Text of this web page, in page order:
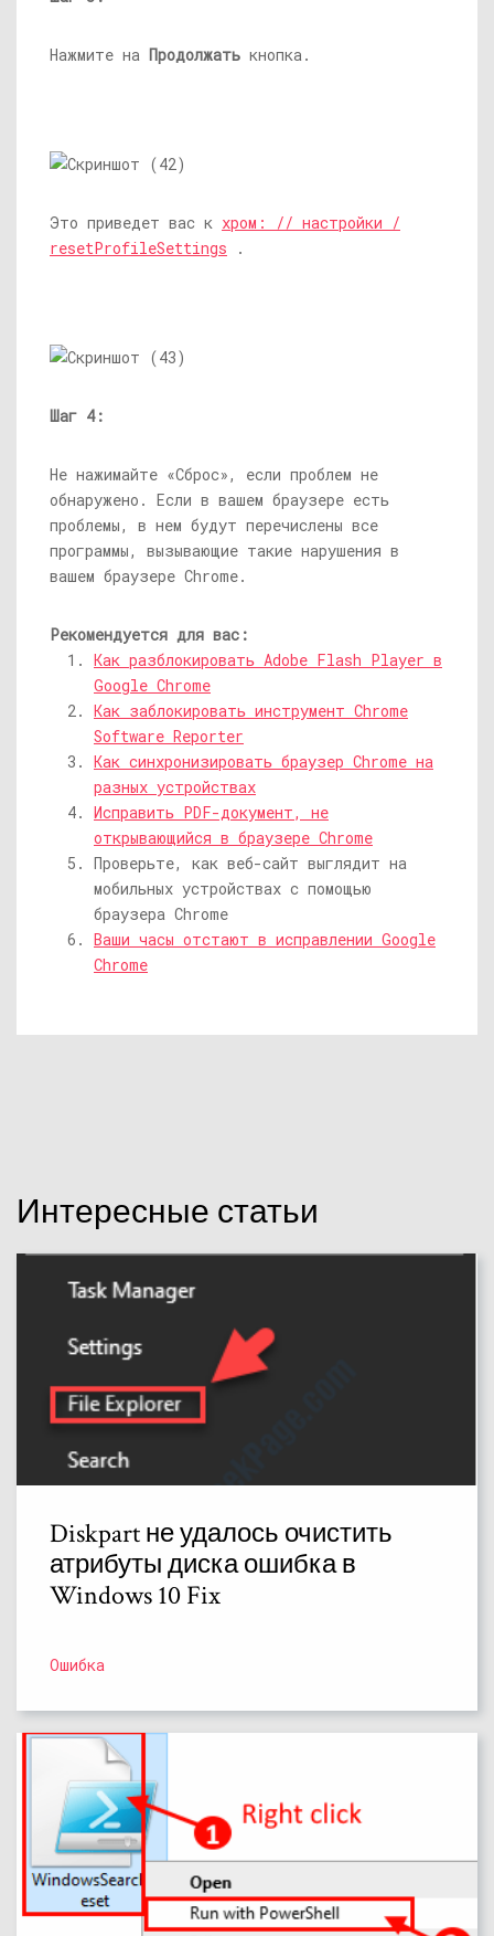
Нажмите на Продолжать кнопка.
Это приведет вас к хром: // настройки /
resetProfileSettings .
Шаг 4:
Не нажимайте «Сброс», если проблем не
обнаружено. Если в вашем браузере есть
проблемы, в нем будут перечислены все
программы, вызывающие такие нарушения в
вашем браузере Chrome.
Рекомендуется для вас:
Как разблокировать Adobe Flash Player в
Google Chrome
Как заблокировать инструмент Chrome
Software Reporter
Как синхронизировать браузер Chrome на
разных устройствах
Исправить PDF-документ, не
открывающийся в браузере Chrome
Проверьте, как веб-сайт выглядит на
мобильных устройствах с помощью
браузера Chrome
Ваши часы отстают в исправлении Google
Chrome
Интересные статьи
Diskpart не удалось очистить
атрибуты диска ошибка в
Windows 10 Fix
Ошибка